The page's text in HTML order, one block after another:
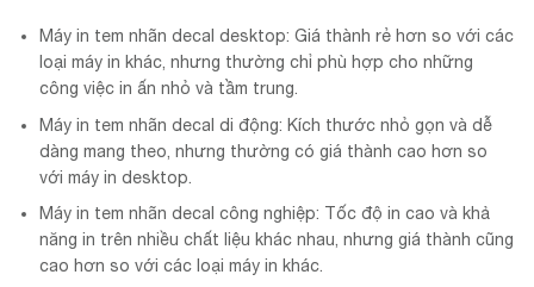
Máy in tem nhãn decal desktop: Giá thành rẻ hơn so với các
loại máy in khác, nhưng thường chỉ phù hợp cho những
công việc in ấn nhỏ và tầm trung.
Máy in tem nhãn decal di động: Kích thước nhỏ gọn và dễ
dàng mang theo, nhưng thường có giá thành cao hơn so
với máy in desktop.
Máy in tem nhãn decal công nghiệp: Tốc độ in cao và khả
năng in trên nhiều chất liệu khác nhau, nhưng giá thành cũng
cao hơn so với các loại máy in khác.